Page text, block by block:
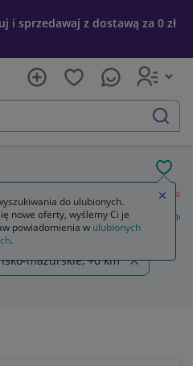
i sprzedawaj z dostawą za 0 zł
szukaj
Opaski
opaski do włosów
mazurskie, +0 km
do ulubionych.
nowe oferty, wyślemy Ci je
powiadomienia w ulubionych
.